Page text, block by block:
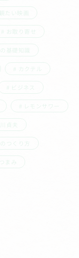
たい映画
お取り寄せ
の基礎知識
カクテル
ビジネス
レモンサワー
川貞夫
つくり方
まみ